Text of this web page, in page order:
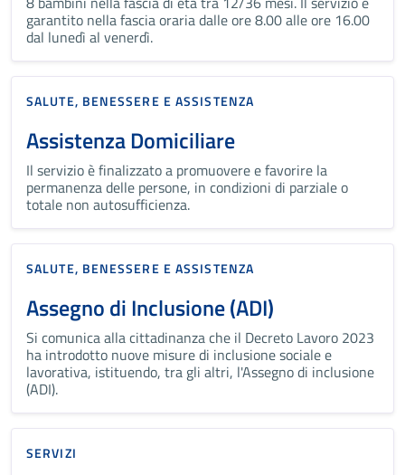
garantito nella fascia oraria dalle ore 8.00 alle ore 16.00
dal lunedì al venerdì.
SALUTE, BENESSERE E ASSISTENZA
Assistenza Domiciliare
Il servizio è finalizzato a promuovere e favorire la
permanenza delle persone, in condizioni di parziale o
totale non autosufficienza.
SALUTE, BENESSERE E ASSISTENZA
Assegno di Inclusione (ADI)
Si comunica alla cittadinanza che il Decreto Lavoro 2023
ha introdotto nuove misure di inclusione sociale e
lavorativa, istituendo, tra gli altri, l'Assegno di inclusione
(ADI).
SERVIZI